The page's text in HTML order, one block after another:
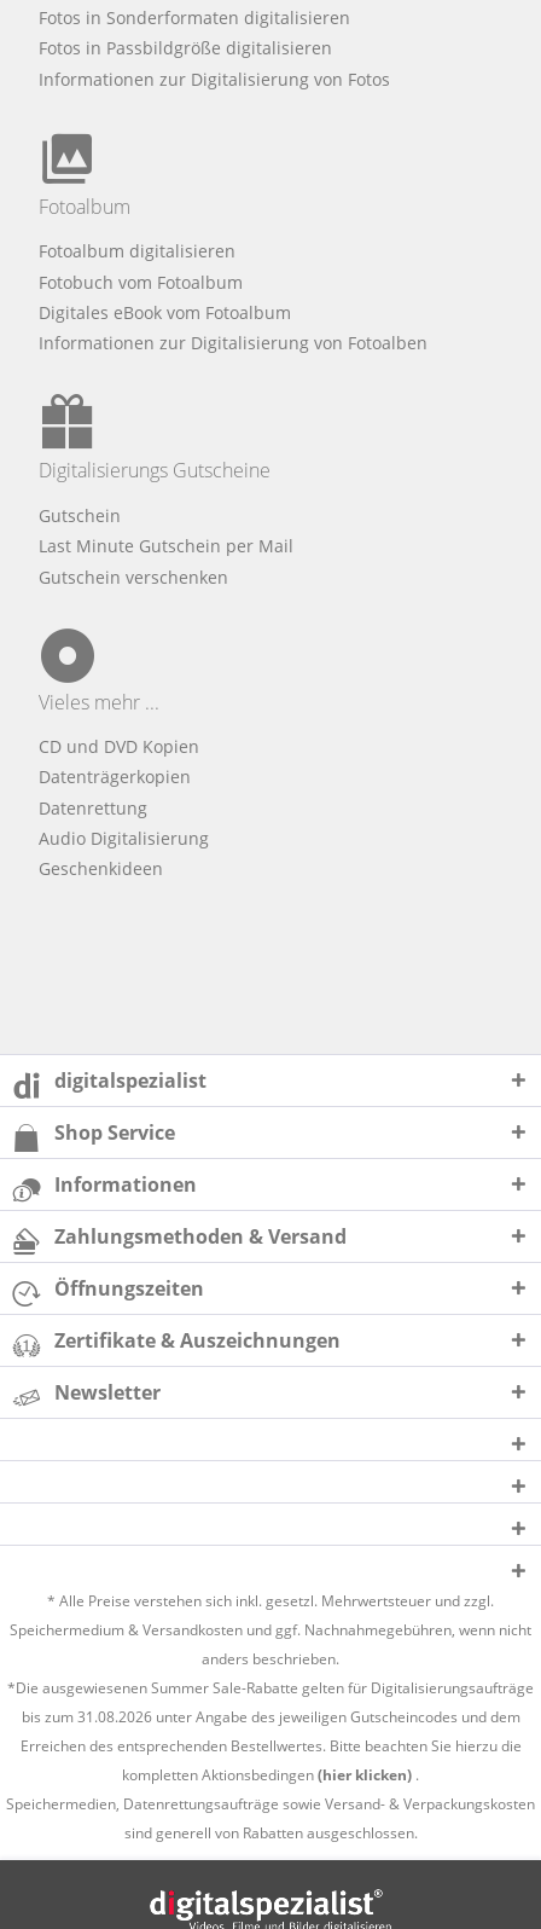
Fotos in Sonderformaten digitalisieren
Fotos in Passbildgröße digitalisieren
Informationen zur Digitalisierung von Fotos
Fotoalbum
Fotoalbum digitalisieren
Fotobuch vom Fotoalbum
Digitales eBook vom Fotoalbum
Informationen zur Digitalisierung von Fotoalben
Digitalisierungs Gutscheine
Gutschein
Last Minute Gutschein per Mail
Gutschein verschenken
Vieles mehr ...
CD und DVD Kopien
Datenträgerkopien
Datenrettung
Audio Digitalisierung
Geschenkideen
digitalspezialist
Shop Service
Informationen
Zahlungsmethoden & Versand
Öffnungszeiten
Zertifikate & Auszeichnungen
Newsletter
* Alle Preise verstehen sich inkl. gesetzl. Mehrwertsteuer und zzgl.
Speichermedium &Versandkosten und ggf. Nachnahmegebühren, wenn nicht
anders beschrieben.
*Die ausgewiesenen Summer Sale-Rabatte gelten für Digitalisierungsaufträge
bis zum 31.08.2026 unter Angabe des jeweiligen Gutscheincodes und dem
Erreichen des entsprechenden Bestellwertes. Bitte beachten Sie hierzu die
kompletten Aktionsbedingen(hier klicken) .
Speichermedien, Datenrettungsaufträge sowie Versand- & Verpackungskosten
sind generell von Rabatten ausgeschlossen.